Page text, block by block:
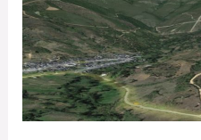
«As
bestas
a
la
berciana»